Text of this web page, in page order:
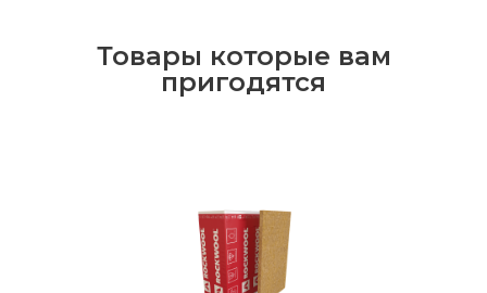
Товары которые вам
пригодятся